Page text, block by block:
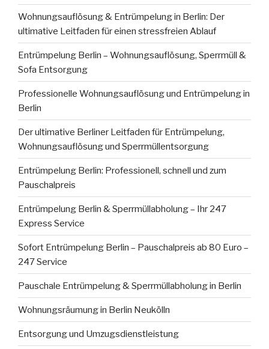
Wohnungsauflösung & Entrümpelung in Berlin: Der
ultimative Leitfaden für einen stressfreien Ablauf
Entrümpelung Berlin – Wohnungsauflösung, Sperrmüll &
Sofa Entsorgung
Professionelle Wohnungsauflösung und Entrümpelung in
Berlin
Der ultimative Berliner Leitfaden für Entrümpelung,
Wohnungsauflösung und Sperrmüllentsorgung
Entrümpelung Berlin: Professionell, schnell und zum
Pauschalpreis
Entrümpelung Berlin & Sperrmüllabholung – Ihr 247
Express Service
Sofort Entrümpelung Berlin – Pauschalpreis ab 80 Euro –
247 Service
Pauschale Entrümpelung & Sperrmüllabholung in Berlin
Wohnungsräumung in Berlin Neukölln
Entsorgung und Umzugsdienstleistung